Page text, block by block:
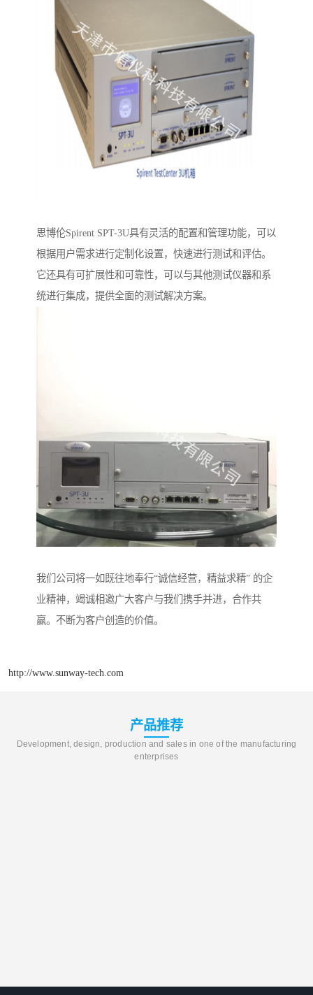
思博伦Spirent SPT-3U具有灵活的配置和管理功能，可以
根据用户需求进行定制化设置，快速进行测试和评估。
它还具有可扩展性和可靠性，可以与其他测试仪器和系
统进行集成，提供全面的测试解决方案。
我们公司将一如既往地奉行“诚信经营，精益求精” 的企
业精神，竭诚相邀广大客户与我们携手并进，合作共
赢。不断为客户创造的价值。
http://www.sunway-tech.com
产品推荐
Development, design, production and sales in one of the manufacturing
enterprises